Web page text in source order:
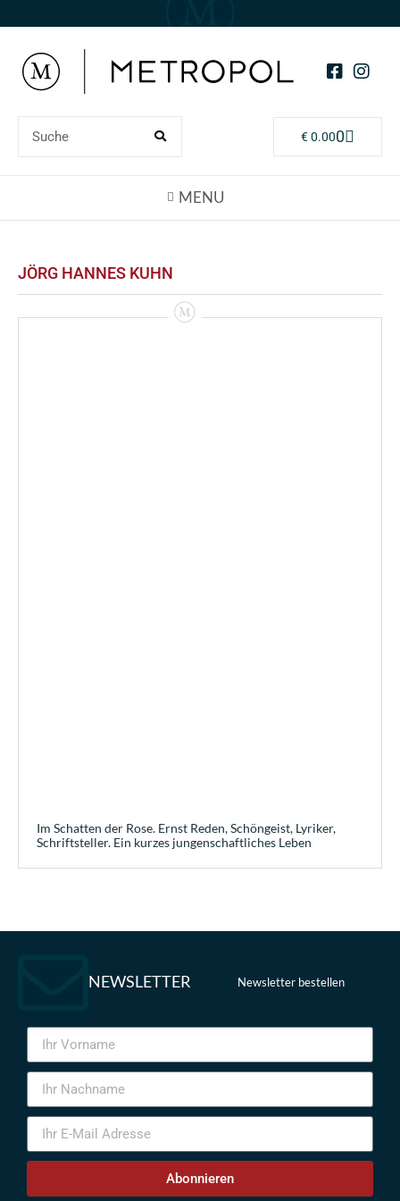
€0.000
JÖRG HANNES KUHN
Im Schatten der Rose. Ernst Reden, Schöngeist, Lyriker,
Schriftsteller. Ein kurzes jungenschaftliches Leben
NEWSLETTER Newsletter bestellen
Abonnieren